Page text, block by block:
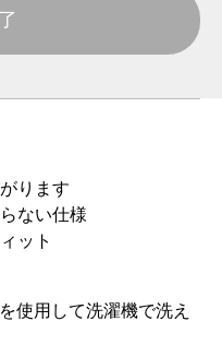
ります
ない仕様
ット
使用して洗濯機で洗え